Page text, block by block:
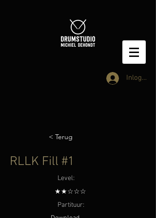
Inloggen
< Terug
RLLK Fill #1
Level:
★★☆☆☆
Partituur: